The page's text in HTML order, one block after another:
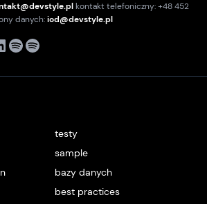
kontakt telefoniczny: +48 452
danych:iod@devstyle.pl
testy
sample
bazy danych
best practices